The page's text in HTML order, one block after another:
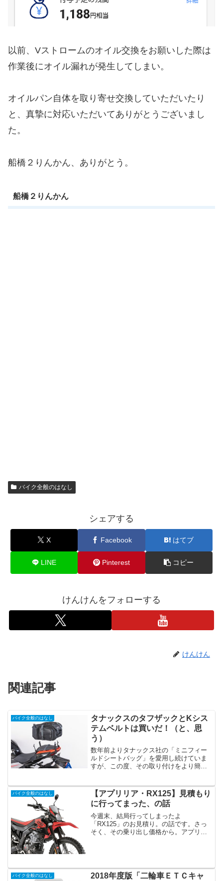
以前、Vストロームのオイル交換をお願いした際は
作業後にオイル漏れが発生してしまい。
オイルパン自体を取り寄せ交換していただいたり
と、真摯に対応いただいてありがとうございまし
た。
船橋２りんかん、ありがとう。
船橋２りんかん
バイク全般のはなし
シェアする
X Facebook はてブ
LINE Pinterest コピー
けんけんをフォローする
けんけん
関連記事
バイク全般のはなし
タナックスのタフザックとKシス
テムベルトは買いだ！（と、思
う）
数年前よりタナックス社の「ミニフィー
ルドシートバッグ」を愛用し続けていま
すが、この度、その取り付けをより簡単
ックスの「Kシステムベルト」とは何だ？
の話からそもそも「K...
バイク全般のはなし
【アプリリア・RX125】見積もり
に行ってまった、の話
今週末、結局行ってしまったよ
「RX125」のお見積り。の話です。さっ
そく、その乗り出し価格から。アプリリ
バイク全般のはなし
2018年度版「二輪車ＥＴＣキャ